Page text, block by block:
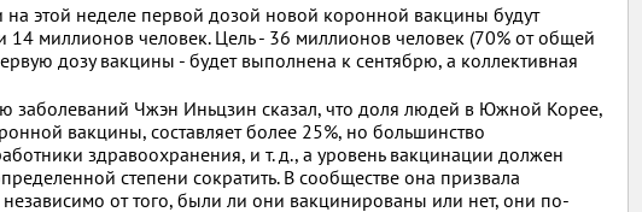
этой неделе первой дозой новой коронной вакцины будут
миллионов человек. Цель - 36 миллионов человек (70% от общей
дозу вакцины - будет выполнена к сентябрю, а коллективная
заболеваний Чжэн Иньцзин сказал, что доля людей в Южной Корее,
вакцины, составляет более 25%, но большинство
здравоохранения, и т. д., а уровень вакцинации должен
степени сократить. В сообществе она призвала
от того, были ли они вакцинированы или нет, они по-